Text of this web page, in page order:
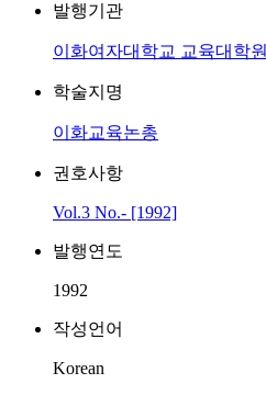
발행기관
이화여자대학교 교육대학원
학술지명
이화교육논총
권호사항
Vol.3 No.- [1992]
발행연도
1992
작성언어
Korean